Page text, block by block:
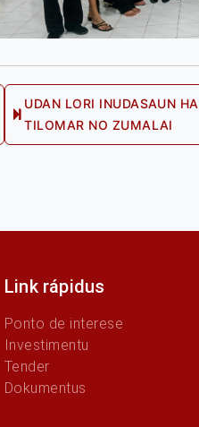
UDAN LORI INUDASAUN
TILOMAR NO ZUMALAI
Link rápidus
Ponto de interese
Investimentu
Tender
Dokumentus